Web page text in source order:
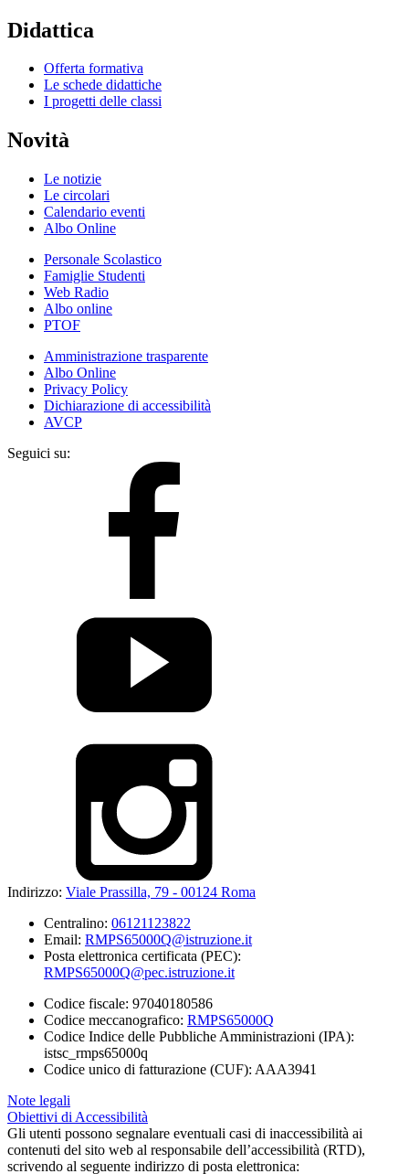
Didattica
Offerta formativa
Le schede didattiche
I progetti delle classi
Novità
Le notizie
Le circolari
Calendario eventi
Albo Online
Personale Scolastico
Famiglie Studenti
Web Radio
Albo online
PTOF
Amministrazione trasparente
Albo Online
Privacy Policy
Dichiarazione di accessibilità
AVCP
Seguici su:
Indirizzo: Viale Prassilla, 79 - 00124 Roma
Centralino: 06121123822
Email: RMPS65000Q@istruzione.it
Posta elettronica certificata (PEC):
RMPS65000Q@pec.istruzione.it
Codice fiscale: 97040180586
Codice meccanografico: RMPS65000Q
Codice Indice delle Pubbliche Amministrazioni (IPA):
istsc_rmps65000q
Codice unico di fatturazione (CUF): AAA3941
Note legali
Obiettivi di Accessibilità
Gli utenti possono segnalare eventuali casi di inaccessibilità ai
contenuti del sito web al responsabile dell’accessibilità (RTD),
scrivendo al seguente indirizzo di posta elettronica: